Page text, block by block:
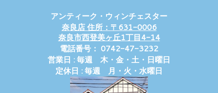
アンティーク・ウィンチェスター
奈良店 住所：〒631-0006
奈良市西登美ヶ丘1丁目4-14
電話番号： 0742-47-3232
営業日 : 毎週 木・金・土・日曜日
定休日 : 毎週 月・火・水曜日